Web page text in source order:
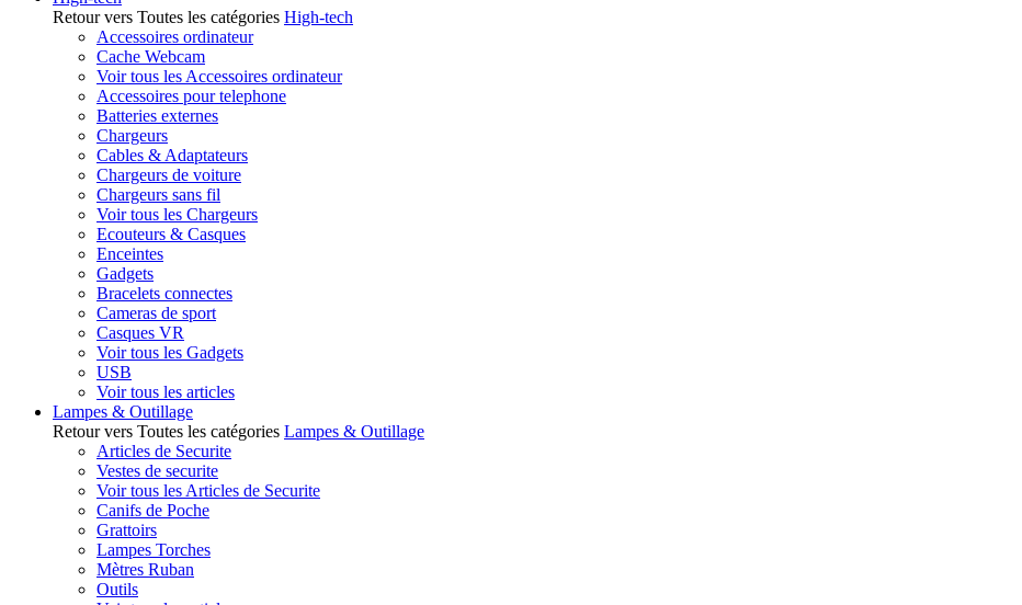
Retour vers Toutes les catégories High-tech
Accessoires ordinateur
Cache Webcam
Voir tous les Accessoires ordinateur
Accessoires pour telephone
Batteries externes
Chargeurs
Cables & Adaptateurs
Chargeurs de voiture
Chargeurs sans fil
Voir tous les Chargeurs
Ecouteurs & Casques
Enceintes
Gadgets
Bracelets connectes
Cameras de sport
Casques VR
Voir tous les Gadgets
USB
Voir tous les articles
Lampes & Outillage
Retour vers Toutes les catégories Lampes & Outillage
Articles de Securite
Vestes de securite
Voir tous les Articles de Securite
Canifs de Poche
Grattoirs
Lampes Torches
Mètres Ruban
Outils